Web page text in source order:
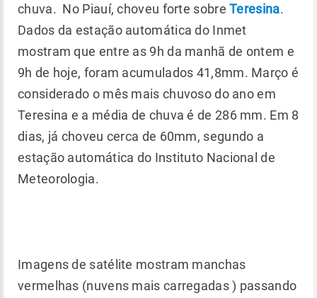
chuva. No Piauí, choveu forte sobreTeresina.
Dados da estação automática do Inmet
mostram que entre as 9h da manhã de ontem e
9h de hoje, foram acumulados 41,8mm. Março é
considerado o mês mais chuvoso do ano em
Teresina e a média de chuva é de 286 mm. Em 8
dias, já choveu cerca de 60mm, segundo a
estação automática do Instituto Nacional de
Meteorologia.
Imagens de satélite mostram manchas
vermelhas (nuvens mais carregadas ) passando